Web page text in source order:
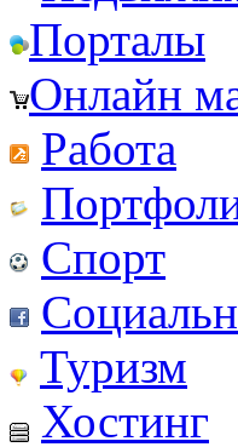
Порталы
Онлайн
Работа
Спорт
Туризм
Хостинг